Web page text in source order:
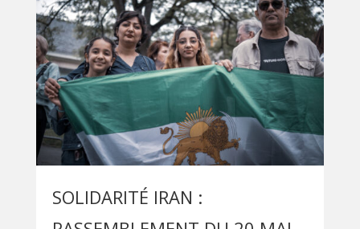
SOLIDARITÉ IRAN :